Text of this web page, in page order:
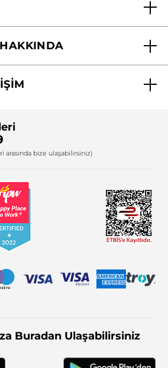
arasında bize ulaşabilirsiniz)
Buradan Ulaşabilirsiniz